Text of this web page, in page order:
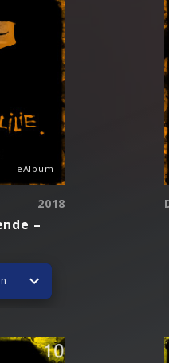
eAlbum
2018
–